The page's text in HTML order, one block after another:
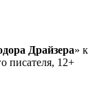
Драйзера» к
писателя, 12+